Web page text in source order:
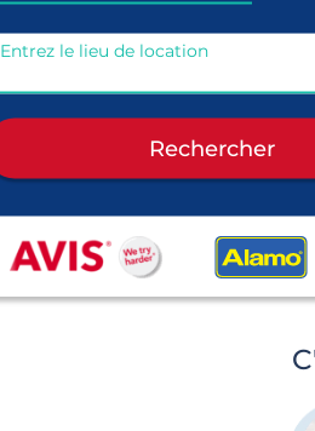
Entrez le lieu de location
Rechercher